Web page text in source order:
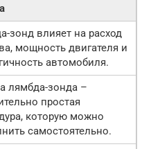
зонд влияет на расход
мощность двигателя и
автомобиля.
лямбда-зонда –
простая
которую можно
самостоятельно.